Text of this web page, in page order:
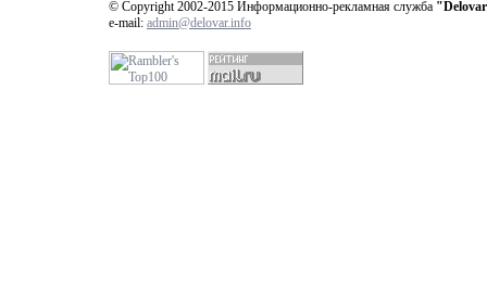
© Copyright 2002-2015 Информационно-рекламная служба
e-mail: admin@delovar.info